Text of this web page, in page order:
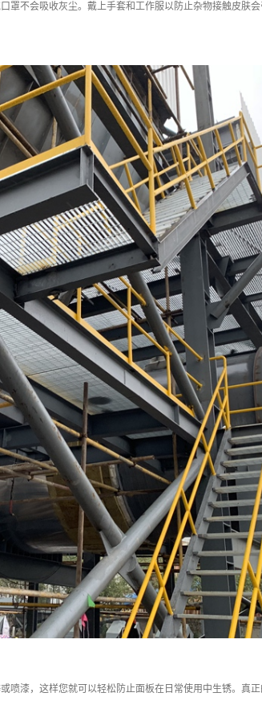
罩不会吸收灰尘。戴上手套和工作服以防止杂物接触皮肤
喷漆，这样您就可以轻松防止面板在日常使用中生锈。真